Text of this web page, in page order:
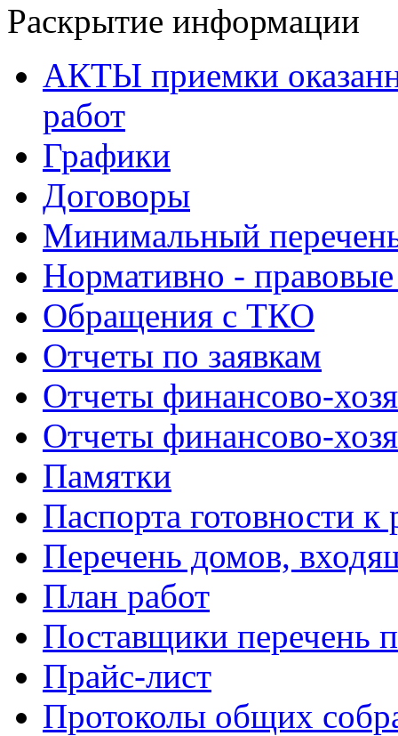
Раскрытие информации
АКТЫ приемки
работ
Графики
Договоры
Минимальный
Нормативно -
Обращения с ТКО
Отчеты по заявкам
Отчеты финансово-
Отчеты финансово-
Памятки
Паспорта готовности
Перечень домов,
План работ
Поставщики перечень
Прайс-лист
Протоколы общих